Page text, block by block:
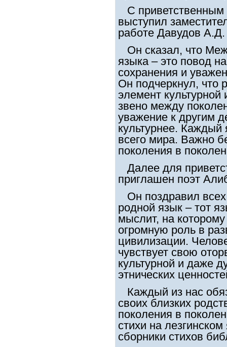
С приветственным
выступил
работе Давудов А.Д.
Он сказал, что
языка – это повод
сохранения и
Он подчеркнул, что
элемент
звено между
уважение к другим
культурнее. Каждый
всего мира. Важно
поколения в
Далее для
приглашен поэт
Он поздравил всех
родной язык – тот
мыслит, на
огромную роль в
цивилизации.
чувствует свою
культурной и даже
этнических
Каждый из нас
своих близких
поколения в
стихи на
сборники стихов